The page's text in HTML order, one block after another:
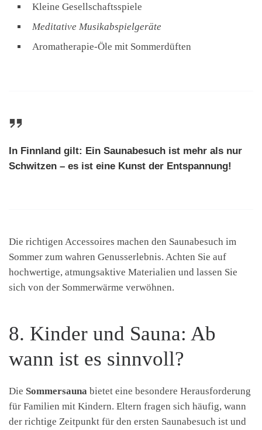
Kleine Gesellschaftsspiele
Meditative Musikabspielgeräte
Aromatherapie-Öle mit Sommerdüften
In Finnland gilt: Ein Saunabesuch ist mehr als nur
Schwitzen – es ist eine Kunst der Entspannung!
Die richtigen Accessoires machen den Saunabesuch im
Sommer zum wahren Genusserlebnis. Achten Sie auf
hochwertige, atmungsaktive Materialien und lassen Sie
sich von der Sommerwärme verwöhnen.
8. Kinder und Sauna: Ab
wann ist es sinnvoll?
Die Sommersauna bietet eine besondere Herausforderung
für Familien mit Kindern. Eltern fragen sich häufig, wann
der richtige Zeitpunkt für den ersten Saunabesuch ist und